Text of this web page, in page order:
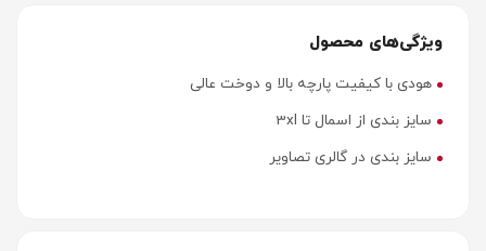
ویژگی‌های محصول
هودی با کیفیت پارچه بالا و دوخت عالی
سایز بندی از اسمال تا 3xl
سایز بندی در گالری تصاویر